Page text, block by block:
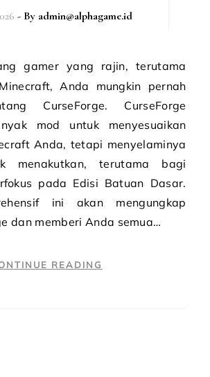
- By admin@alphagame.id
Anda mungkin pernah
CurseForge. CurseForge
mod untuk menyesuaikan
Anda, tetapi menyelaminya
menakutkan, terutama bagi
pada Edisi Batuan Dasar.
ini akan mengungkap
dan memberi Anda semua…
READING